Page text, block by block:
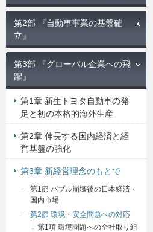
第2部 『自動車事業の基盤確
立』
第3部 『グローバル企業への飛
躍』
第1章 新生トヨタ自動車の発
足と初の本格的海外生産
第2章 伸長する国内経済と経
営基盤の強化
第3章 新経営理念のもとで
第1節 バブル崩壊後の日本経済・
国内市場
第2節 環境・安全問題への対応
第1項 環境問題への全社取り組